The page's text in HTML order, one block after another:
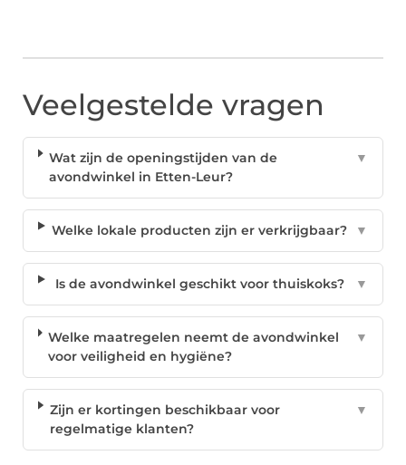
Veelgestelde vragen
Wat zijn de openingstijden van de
avondwinkel in Etten-Leur?
▼
Welke lokale producten zijn er verkrijgbaar? ▼
Is de avondwinkel geschikt voor thuiskoks? ▼
Welke maatregelen neemt de avondwinkel
voor veiligheid en hygiëne?
▼
Zijn er kortingen beschikbaar voor
regelmatige klanten?
▼